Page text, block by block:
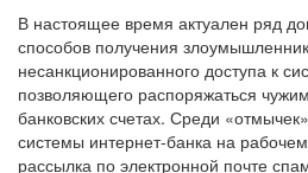
В настоящее время актуален ряд
способов получения
несанкционированного доступа к
позволяющего распоряжаться
банковских счетах. Среди
системы интернет-банка на
рассылка по электронной почте